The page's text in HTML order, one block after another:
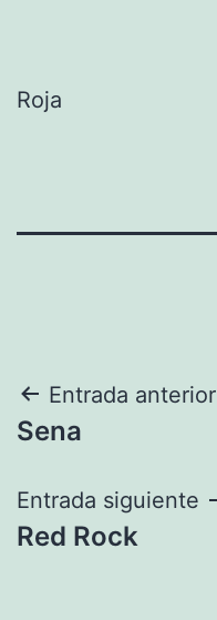
Roja
Navegación
de
entradas
Entrada anterior
Sena
Entrada siguiente
Red Rock